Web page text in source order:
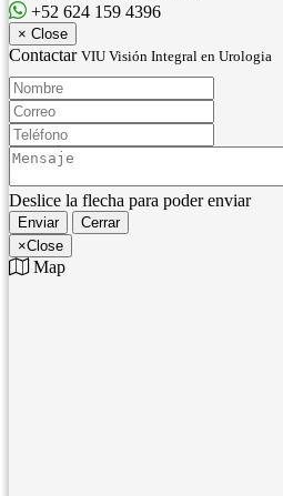
+52 624 159 4396
× Close
Contactar VIU Visión Integral en Urologia
Nombre:
Correo:
Teléfono:
Mensaje:
Deslice la flecha para poder enviar
Enviar
Cerrar
×Close
Map